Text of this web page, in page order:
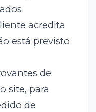
acredita
está previsto
de
site, para
de